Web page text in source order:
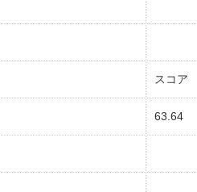
スコア
63.64